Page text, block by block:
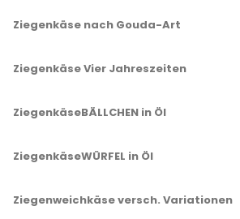
Ziegenkäse nach Gouda-Art
Ziegenkäse Vier Jahreszeiten
ZiegenkäseBÄLLCHEN in Öl
ZiegenkäseWÜRFEL in Öl
Ziegenweichkäse versch. Variationen